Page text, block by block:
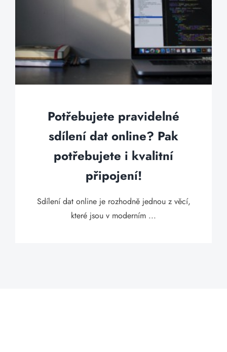
Potřebujete pravidelné
sdílení dat online? Pak
potřebujete i kvalitní
připojení!
Sdílení dat online je rozhodně jednou z věcí,
které jsou v moderním ...